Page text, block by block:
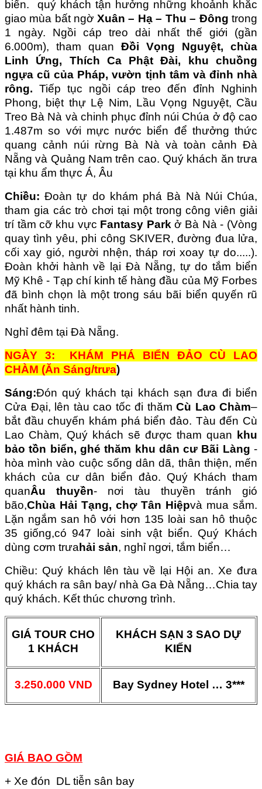
biển. quý khách tận hưởng những khoảnh khắc
giao mùa bất ngờ Xuân – Hạ – Thu – Đông trong
1 ngày. Ngồi cáp treo dài nhất thế giới (gần
6.000m), tham quan Đồi Vọng Nguyệt, chùa
Linh Ứng, Thích Ca Phật Đài, khu chuồng
ngựa cũ của Pháp, vườn tịnh tâm và đỉnh nhà
rông. Tiếp tục ngồi cáp treo đến đỉnh Nghinh
Phong, biệt thự Lệ Nim, Lầu Vọng Nguyệt, Cầu
Treo Bà Nà và chinh phục đỉnh núi Chúa ở độ cao
1.487m so với mực nước biển để thưởng thức
quang cảnh núi rừng Bà Nà và toàn cảnh Đà
Nẵng và Quảng Nam trên cao. Quý khách ăn trưa
tại khu ẩm thực Á, Âu
Chiều: Đoàn tự do khám phá Bà Nà Núi Chúa,
tham gia các trò chơi tại một trong công viên giải
trí tầm cỡ khu vực Fantasy Park ở Bà Nà - (Vòng
quay tình yêu, phi công SKIVER, đường đua lửa,
cối xay gió, người nhện, tháp rơi xoay tự do.....).
Đoàn khởi hành về lại Đà Nẵng, tự do tắm biển
Mỹ Khê - Tạp chí kinh tế hàng đầu của Mỹ Forbes
đã bình chọn là một trong sáu bãi biển quyến rũ
nhất hành tinh.
Nghỉ đêm tại Đà Nẵng.
NGÀY 3: KHÁM PHÁ BIỂN ĐẢO CÙ LAO
CHÀM (Ăn Sáng/trưa)
Sáng:Đón quý khách tại khách sạn đưa đi biển
Cửa Đại, lên tàu cao tốc đi thăm Cù Lao Chàm–
bắt đầu chuyến khám phá biển đảo. Tàu đến Cù
Lao Chàm, Quý khách sẽ được tham quan khu
bảo tồn biển, ghé thăm khu dân cư Bãi Làng -
hòa mình vào cuộc sống dân dã, thân thiện, mến
khách của cư dân biển đảo. Quý Khách tham
quanÂu thuyền- nơi tàu thuyền tránh gió
bão,Chùa Hải Tạng, chợ Tân Hiệpvà mua sắm.
Lặn ngắm san hô với hơn 135 loài san hô thuộc
35 giống,có 947 loài sinh vật biển. Quý Khách
dùng cơm trưahải sản, nghỉ ngơi, tắm biển…
Chiều: Quý khách lên tàu về lại Hội an. Xe đưa
quý khách ra sân bay/ nhà Ga Đà Nẵng…Chia tay
quý khách. Kết thúc chương trình.
GIÁ TOUR CHO
1 KHÁCH
KHÁCH SẠN 3 SAO DỰ
KIẾN
3.250.000 VND Bay Sydney Hotel … 3***
GIÁ BAO GỒM
+ Xe đón DL tiễn sân bay